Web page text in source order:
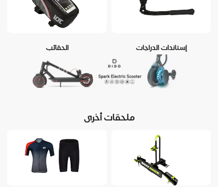
إستاندات الدراجات الحقائب
ملحقات أخرى